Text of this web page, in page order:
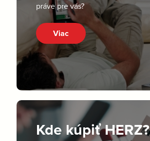
práve pre vás?
Viac
Kde kúpiť HERZ?